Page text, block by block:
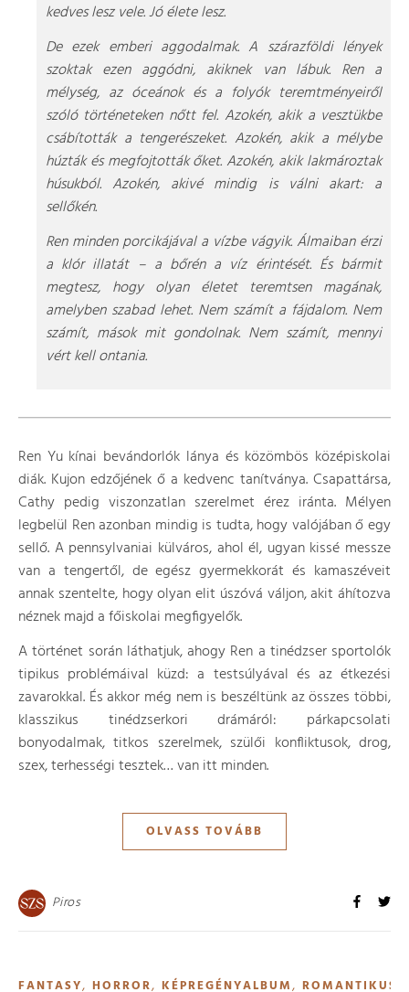
kedves lesz vele. Jó élete lesz.
De ezek emberi aggodalmak. A szárazföldi lények
szoktak ezen aggódni, akiknek van lábuk. Ren a
mélység, az óceánok és a folyók teremtményeiről
szóló történeteken nőtt fel. Azokén, akik a vesztükbe
csábították a tengerészeket. Azokén, akik a mélybe
húzták és megfojtották őket. Azokén, akik lakmároztak
húsukból. Azokén, akivé mindig is válni akart: a
sellőkén.
Ren minden porcikájával a vízbe vágyik. Álmaiban érzi
a klór illatát – a bőrén a víz érintését. És bármit
megtesz, hogy olyan életet teremtsen magának,
amelyben szabad lehet. Nem számít a fájdalom. Nem
számít, mások mit gondolnak. Nem számít, mennyi
vért kell ontania.
Ren Yu kínai bevándorlók lánya és közömbös középiskolai
diák. Kujon edzőjének ő a kedvenc tanítványa. Csapattársa,
Cathy pedig viszonzatlan szerelmet érez iránta. Mélyen
legbelül Ren azonban mindig is tudta, hogy valójában ő egy
sellő. A pennsylvaniai külváros, ahol él, ugyan kissé messze
van a tengertől, de egész gyermekkorát és kamaszéveit
annak szentelte, hogy olyan elit úszóvá váljon, akit áhítozva
néznek majd a főiskolai megfigyelők.
A történet során láthatjuk, ahogy Ren a tinédzser sportolók
tipikus problémáival küzd: a testsúlyával és az étkezési
zavarokkal. És akkor még nem is beszéltünk az összes többi,
klasszikus tinédzserkori drámáról: párkapcsolati
bonyodalmak, titkos szerelmek, szülői konfliktusok, drog,
szex, terhességi tesztek… van itt minden.
OLVASS TOVÁBB
Piros
FANTASY, HORROR, KÉPREGÉNYALBUM, ROMANTIKUS